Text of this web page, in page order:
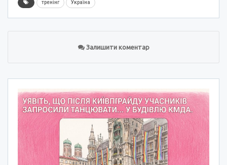
тренінг Україна
Залишити коментар